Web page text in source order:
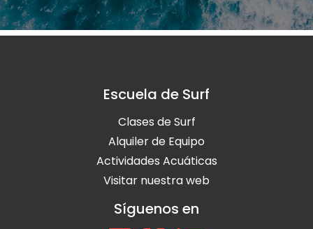
Escuela de Surf
Clases de Surf
Alquiler de Equipo
Actividades Acuáticas
Visitar nuestra web
Síguenos en